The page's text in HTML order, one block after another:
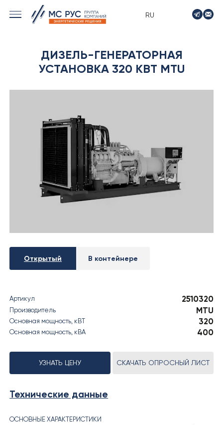
RU
› ЭНЕРГЕТИКА
› ЛОГИСТИКА
› ПРОИЗВОДСТВО
› ПРИВОДНОЕ ОБОРУДОВАНИЕ
› АВТО&МОТО
› МОТОЦИКЛЫ ТИМПТОН
› КОНТАКТЫ
› ЗАЯВКА
› НОВОСТИ
› РЕЗУЛЬТАТЫ СОУТ
ДИЗЕЛЬ-ГЕНЕРАТОРНАЯ
УСТАНОВКА 320 КВТ MTU
Открытый В контейнере
Артикул 2510320
Производитель MTU
Основная мощность, кВT 320
Основная мощность, кВА 400
УЗНАТЬ ЦЕНУ СКАЧАТЬ ОПРОСНЫЙ ЛИСТ
Технические данные
ОСНОВНЫЕ ХАРАКТЕРИСТИКИ